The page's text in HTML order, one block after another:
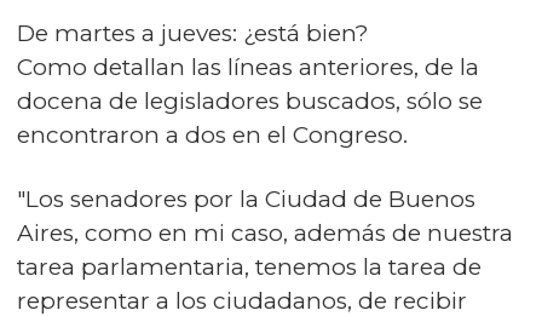
De martes a jueves: ¿está bien?
Como detallan las líneas anteriores, de la
docena de legisladores buscados, sólo se
encontraron a dos en el Congreso.
"Los senadores por la Ciudad de Buenos
Aires, como en mi caso, además de nuestra
tarea parlamentaria, tenemos la tarea de
representar a los ciudadanos, de recibir